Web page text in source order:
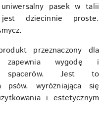
pasek w talii
dziecinnie proste.
przeznaczony dla
zapewnia wygodę i
spacerów. Jest to
psów, wyróżniająca się
i estetycznym